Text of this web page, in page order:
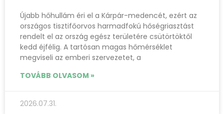
Újabb hőhullám éri el a Kárpár-medencét, ezért az
országos tisztifőorvos harmadfokú hőségriasztást
rendelt el az ország egész területére csütörtöktől
kedd éjfélig. A tartósan magas hőmérséklet
megviseli az emberi szervezetet, a
TOVÁBB OLVASOM »
2026.07.31.